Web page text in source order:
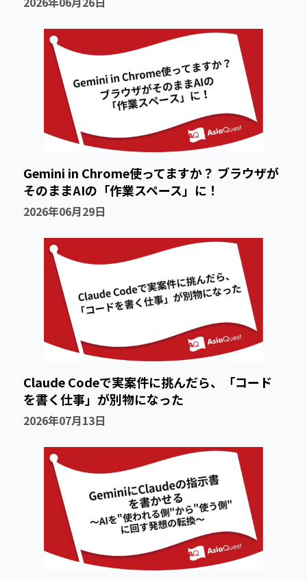
Gemini in Chrome使ってますか？ ブラウザが
そのままAIの「作業スペース」に！
2026年06月29日
Claude Codeで実案件に挑んだら、「コード
を書く仕事」が別物になった
2026年07月13日